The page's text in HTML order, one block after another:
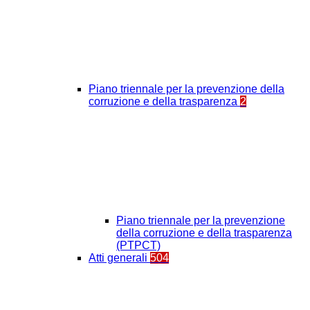
Piano triennale per la prevenzione della
corruzione e della trasparenza 2
Piano triennale per la prevenzione
della corruzione e della trasparenza
(PTPCT)
Atti generali 504